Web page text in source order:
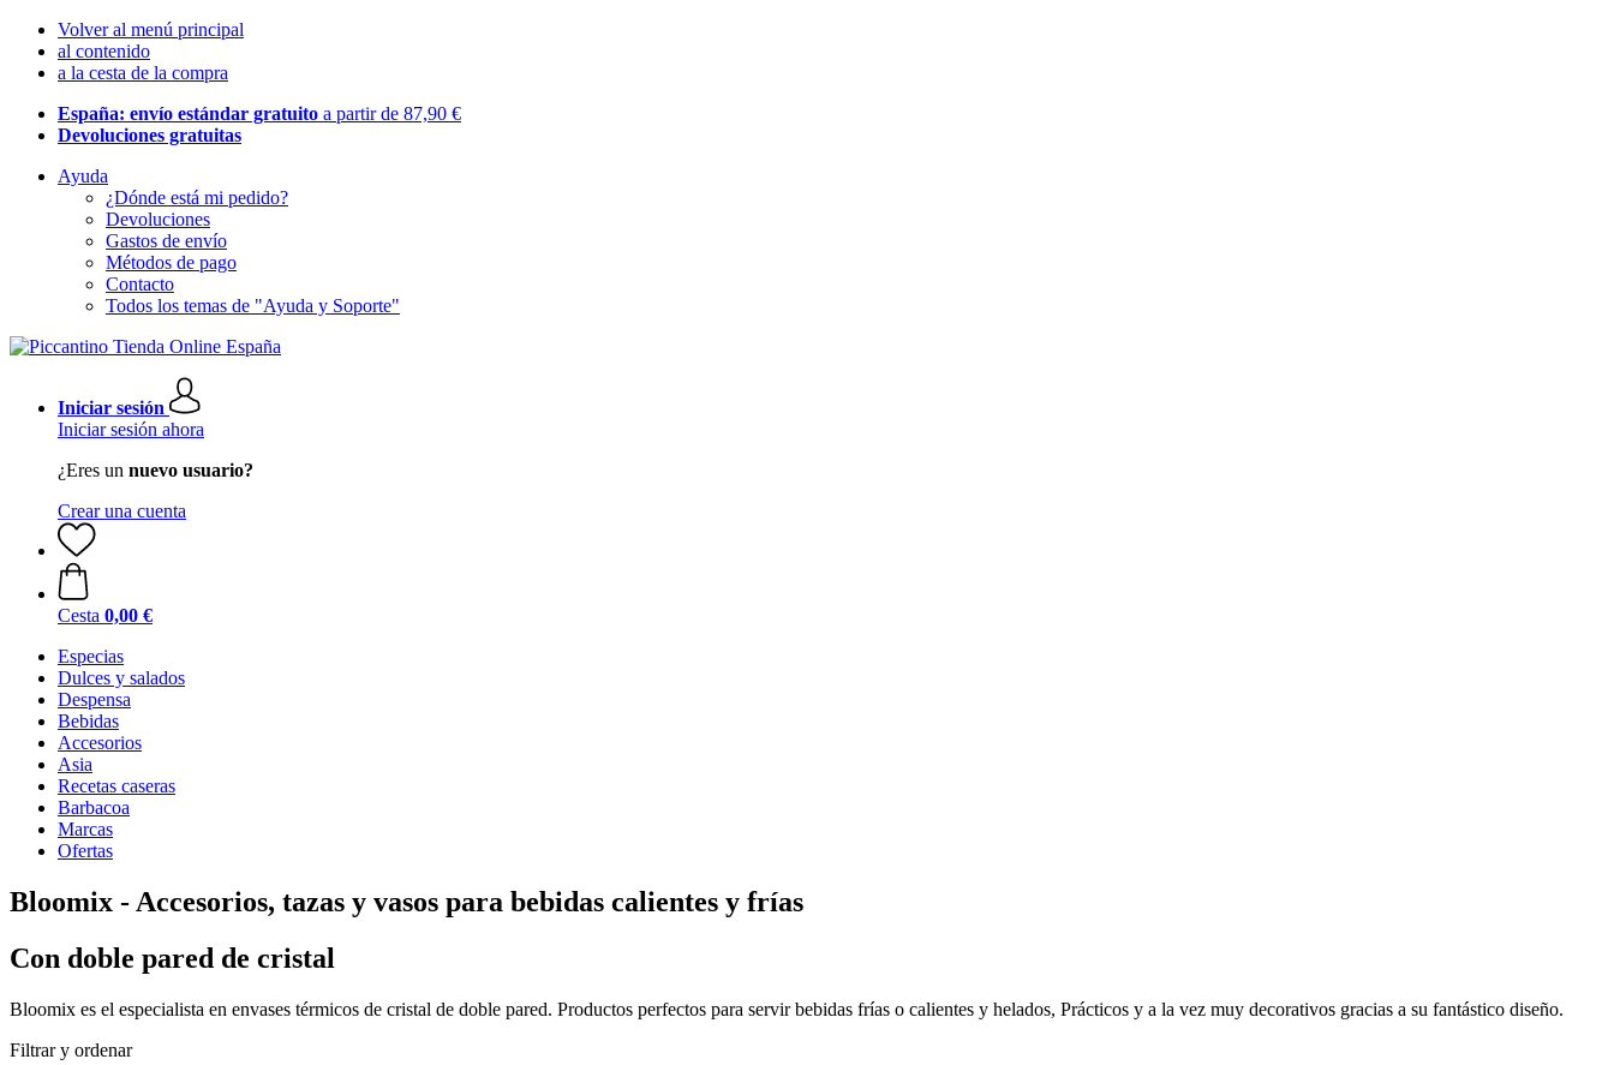
Volver al menú principal
al contenido
a la cesta de la compra
España: envío estándar gratuito a partir de 87,90 €
Devoluciones gratuitas
Ayuda
¿Dónde está mi pedido?
Devoluciones
Gastos de envío
Métodos de pago
Contacto
Todos los temas de "Ayuda y Soporte"
Iniciar sesión
Iniciar sesión ahora
¿Eres un nuevo usuario?
Crear una cuenta
Cesta 0,00 €
Especias
Dulces y salados
Despensa
Bebidas
Accesorios
Asia
Recetas caseras
Barbacoa
Marcas
Ofertas
Bloomix - Accesorios, tazas y vasos para bebidas calientes y frías
Con doble pared de cristal
Bloomix es el especialista en envases térmicos de cristal de doble pared. Productos perfectos para servir bebidas frías o calientes y helados, Prácticos y a la vez muy decorativos gracias a su fantástico diseño.
Filtrar y ordenar